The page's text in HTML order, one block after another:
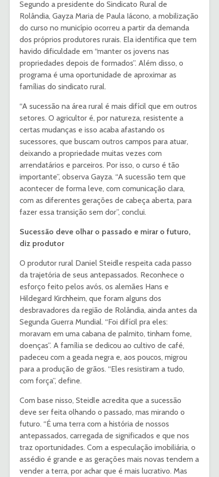
Segundo a presidente do Sindicato Rural de
Rolândia, Gayza Maria de Paula Iácono, a mobilização
do curso no município ocorreu a partir da demanda
dos próprios produtores rurais. Ela identifica que tem
havido dificuldade em “manter os jovens nas
propriedades depois de formados”. Além disso, o
programa é uma oportunidade de aproximar as
famílias do sindicato rural.
“A sucessão na área rural é mais difícil que em outros
setores. O agricultor é, por natureza, resistente a
certas mudanças e isso acaba afastando os
sucessores, que buscam outros campos para atuar,
deixando a propriedade muitas vezes com
arrendatários e parceiros. Por isso, o curso é tão
importante”, observa Gayza. “A sucessão tem que
acontecer de forma leve, com comunicação clara,
com as diferentes gerações de cabeça aberta, para
fazer essa transição sem dor”, conclui.
Sucessão deve olhar o passado e mirar o futuro,
diz produtor
O produtor rural Daniel Steidle respeita cada passo
da trajetória de seus antepassados. Reconhece o
esforço feito pelos avós, os alemães Hans e
Hildegard Kirchheim, que foram alguns dos
desbravadores da região de Rolândia, ainda antes da
Segunda Guerra Mundial. “Foi difícil pra eles:
moravam em uma cabana de palmito, tinham fome,
doenças”. A família se dedicou ao cultivo de café,
padeceu com a geada negra e, aos poucos, migrou
para a produção de grãos. “Eles resistiram a tudo,
com força”, define.
Com base nisso, Steidle acredita que a sucessão
deve ser feita olhando o passado, mas mirando o
futuro. “É uma terra com a história de nossos
antepassados, carregada de significados e que nos
traz oportunidades. Com a especulação imobiliária, o
assédio é grande e as gerações mais novas tendem a
vender a terra, por achar que é mais lucrativo. Mas